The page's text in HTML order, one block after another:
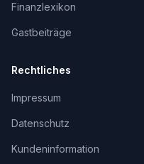
Finanzlexikon
Gastbeiträge
Rechtliches
Impressum
Datenschutz
Kundeninformation